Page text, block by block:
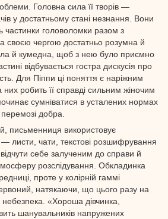
Головна сила її творів —
у достатньому стані незнання. Вони
частинки головоломки разом з
своєю чергою достатньо розумна й
й кумедна, щоб з нею було приємно
відбувається гостра дискусія про
Для Піппи ці поняття є наріжним
робить її справді сильним жіночим
сумніватися в усталених нормах
добра.
письменниця використовує
— листи, чати, текстові розшифрування
себе залученим до справи й
розслідування. Обкладинка
проте у колірній гаммі
натякаючи, що цього разу на
«Хороша дівчинка,
шанувальників напружених